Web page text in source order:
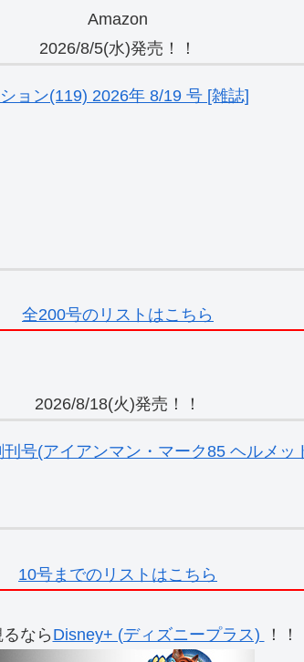
Amazon
2026/8/5(水)発売！！
ョン(119) 2026年 8/19 号 [雑誌]
全200号のリストはこちら
2026/8/18(火)発売！！
号(アイアンマン・マーク85 ヘルメ
10号までのリストはこちら
なら Disney+ (ディズニープラス) ！！